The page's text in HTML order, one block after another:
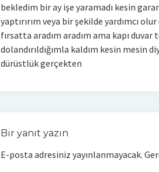
bekledim bir ay işe yaramadı kesin
yaptırırım veya bir şekilde yardımcı
fırsatta aradım aradım ama kapı
dolandırıldığımla kaldım kesin mesin
dürüstlük gerçekten
Bir yanıt yazın
E-posta adresiniz yayınlanmayacak.